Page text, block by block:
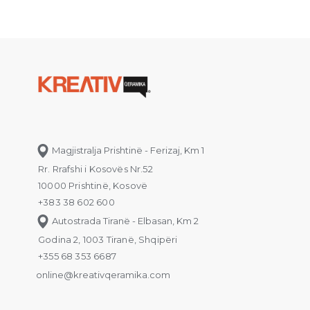
Magjistralja Prishtinë - Ferizaj, Km 1
Rr. Rrafshi i Kosovës Nr.52
10000 Prishtinë, Kosovë
+383 38 602 600
Autostrada Tiranë - Elbasan, Km 2
Godina 2, 1003 Tiranë, Shqipëri
+355 68 353 6687
online@kreativqeramika.com